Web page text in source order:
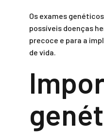
Os exames
possíveis doenças
precoce e para a
de vida.